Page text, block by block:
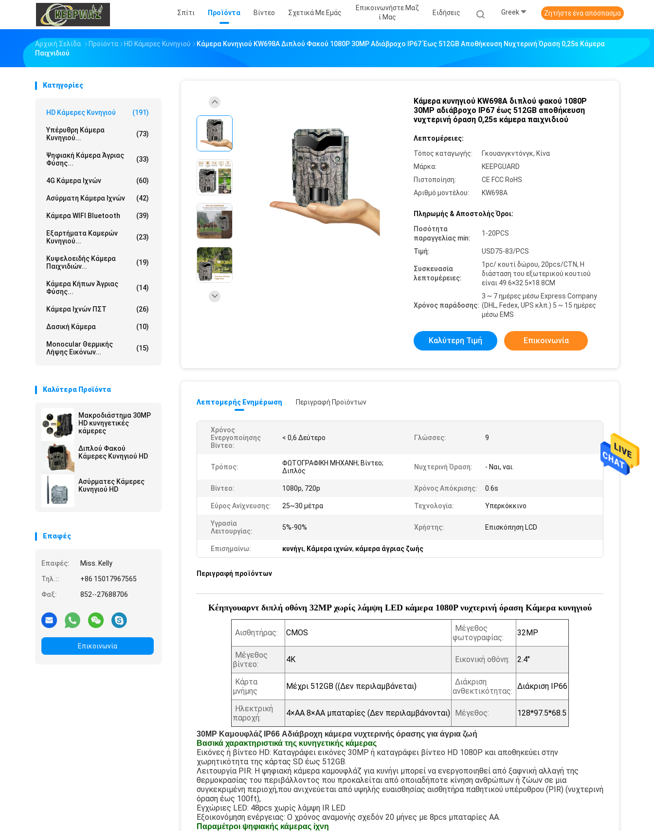
Σπίτι Προϊόντα Βίντεο Σχετικά Με Εμάς
Επικοινωνήστε Μαζ
Ί Μας
Ειδήσεις Greek Ζητήστε ένα απόσπασμα
Αρχική Σελίδα Προϊόντα HD Κάμερες Κυνηγιού
Κάμερα Κυνηγιού KW698A Διπλού Φακού 1080P 30MP Αδιάβροχο IP67 Έως 512GB Αποθήκευση Νυχτερινή Όραση 0,25s Κάμερα
Παιχνιδιού
Κατηγορίες
HD Κάμερες Κυνηγιού (191)
Υπέρυθρη Κάμερα
Κυνηγιού...
(73)
Ψηφιακή Κάμερα Άγριας
Φύσης...
(33)
4G Κάμερα Ιχνών (60)
Ασύρματη Κάμερα Ιχνών (42)
Κάμερα WIFI Bluetooth (39)
Εξαρτήματα Καμερών
Κυνηγιού...
(23)
Κυψελοειδής Κάμερα
Παιχνιδιών...
(19)
Κάμερα Κήπων Άγριας
Φύσης...
(14)
Κάμερα Ιχνών ΠΣΤ (26)
Δασική Κάμερα (10)
Monocular Θερμικής
Λήψης Εικόνων...
(15)
Καλύτερα Προϊόντα
Μακροδιάστημα 30MP
HD κυνηγετικές
κάμερες
Διπλού Φακού
Κάμερες Κυνηγιού HD
Ασύρματες Κάμερες
Κυνηγιού HD
Επαφές
Επαφές:
Miss. Kelly
Τηλ.::
+86 15017967565
Φαξ:
852--27688706
Επικοινωνία
Κάμερα κυνηγιού KW698A διπλού φακού 1080P
30MP αδιάβροχο IP67 έως 512GB αποθήκευση
νυχτερινή όραση 0,25s κάμερα παιχνιδιού
Λεπτομέρειες:
Τόπος καταγωγής:
Γκουανγκντόνγκ, Κίνα
Μάρκα:
KEEPGUARD
Πιστοποίηση:
CE FCC RoHS
Αριθμό μοντέλου:
KW698A
Πληρωμής & Αποστολής Όροι:
Ποσότητα
παραγγελίας min:
1-20PCS
Τιμή: USD75-83/PCS
Συσκευασία
λεπτομέρειες:
1pc/ κουτί δώρου, 20pcs/CTN, Η
διάσταση του εξωτερικού κουτιού
είναι 49.6×32.5×18.8CM
Χρόνος παράδοσης:
3 ~ 7 ημέρες μέσω Express Company
(DHL, Fedex, UPS κλπ.) 5 ~ 15 ημέρες
μέσω EMS
Καλύτερη Τιμή Επικοινωνία
Λεπτομερής Ενημέρωση Περιγραφή Προϊόντων
Χρόνος
Ενεργοποίησης
Βίντεο:
< 0,6 Δεύτερο Γλώσσες: 9
Τρόπος:
ΦΩΤΟΓΡΑΦΙΚΗ ΜΗΧΑΝΗ; Βίντεο;
Διπλός
Νυχτερινή Όραση: - Ναι, ναι.
Βίντεο: 1080p, 720p Χρόνος Απόκρισης: 0.6s
Εύρος Ανίχνευσης: 25~30 μέτρα Τεχνολογία: Υπερκόκκινο
Υγρασία
Λειτουργίας:
5%-90% Χρήστης: Επισκόπηση LCD
Επισημαίνω: κυνήγι, Κάμερα ιχνών, κάμερα άγριας ζωής
Περιγραφή προϊόντων
Κέηπγουαρντ διπλή οθόνη 32MP χωρίς λάμψη LED κάμερα 1080P νυχτερινή όραση Κάμερα κυνηγιού
Αισθητήρας: CMOS
Μέγεθος
φωτογραφίας:
32MP
Μέγεθος
βίντεο:
4K Εικονική οθόνη: 2.4"
Κάρτα
μνήμης
Μέχρι 512GB ((Δεν περιλαμβάνεται)
Διάκριση
ανθεκτικότητας:
Διάκριση IP66
Ηλεκτρική
παροχή:
4×AA 8×AA μπαταρίες (Δεν περιλαμβάνονται) Μέγεθος: 128*97.5*68.5
30MP Καμουφλάζ IP66 Αδιάβροχη κάμερα νυχτερινής όρασης για άγρια ζωή
Βασικά χαρακτηριστικά της κυνηγετικής κάμερας
Εικόνες ή βίντεο HD: Καταγράφει εικόνες 30MP ή καταγράφει βίντεο HD 1080P και αποθηκεύει στην
χωρητικότητα της κάρτας SD έως 512GB.
Λειτουργία PIR: Η ψηφιακή κάμερα καμουφλάζ για κυνήγι μπορεί να ενεργοποιηθεί από ξαφνική αλλαγή της
θερμοκρασίας του περιβάλλοντος που προκαλείται από οποιαδήποτε κίνηση ανθρώπων ή ζώων σε μια
συγκεκριμένη περιοχή,που ανιχνεύεται από υψηλής ευαισθησίας αισθητήρα παθητικού υπέρυθρου (PIR) (νυχτερινή
όραση έως 100ft),
Εγχώριες LED: 48pcs χωρίς λάμψη IR LED
Εξοικονόμηση ενέργειας: Ο χρόνος αναμονής σχεδόν 20 μήνες με 8pcs μπαταρίες AA.
Παραμέτροι ψηφιακής κάμερας ίχνη